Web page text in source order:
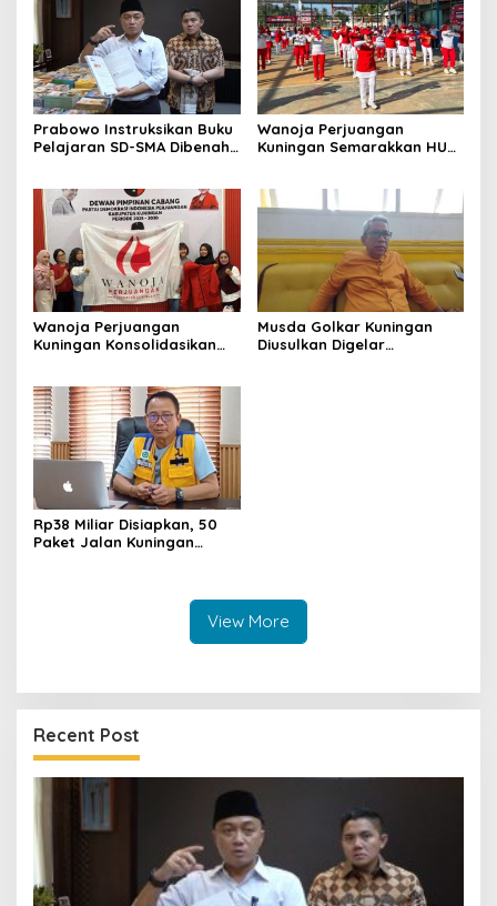
Prabowo Instruksikan Buku
Pelajaran SD-SMA Dibenahi,
Wanoja Perjuangan
Kuningan Semarakkan HUT
dan Berdaya
Wanoja Perjuangan
Kuningan Konsolidasikan
Muda
Musda Golkar Kuningan
Diusulkan Digelar
Rp38 Miliar Disiapkan, 50
Paket Jalan Kuningan
View More
Recent Post